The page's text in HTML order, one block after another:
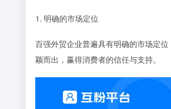
1. 明确的市场定位
百强外贸企业普遍具有明确的市场定
颖而出，赢得消费者的信任与支持。